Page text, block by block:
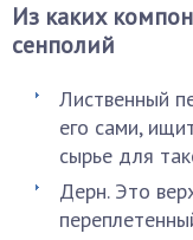
Из каких
сенполий
Лиственный
его сами,
сырье для
Дерн. Это